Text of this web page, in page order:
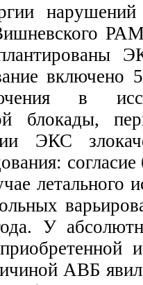
в
блокады,
ЭКС
летального
У
АВБ